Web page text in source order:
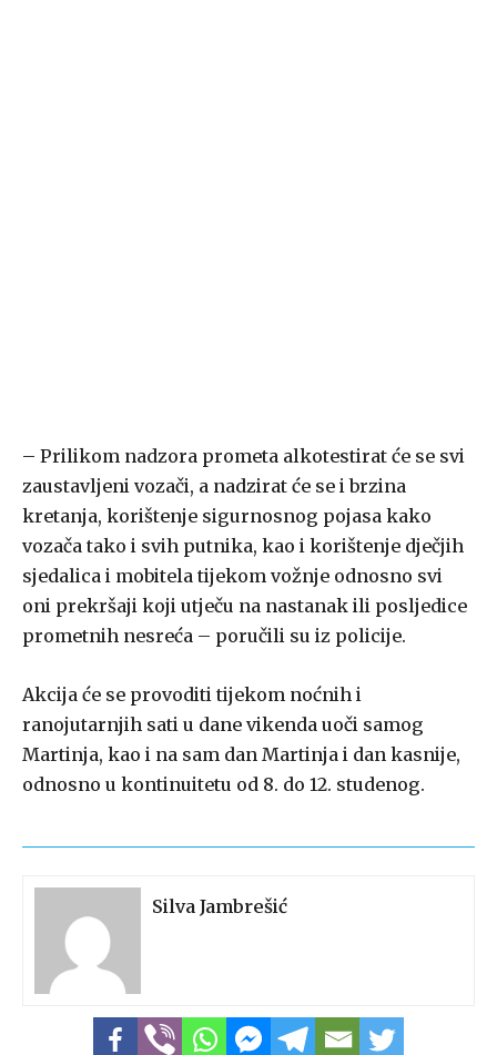
– Prilikom nadzora prometa alkotestirat će se svi
zaustavljeni vozači, a nadzirat će se i brzina
kretanja, korištenje sigurnosnog pojasa kako
vozača tako i svih putnika, kao i korištenje dječjih
sjedalica i mobitela tijekom vožnje odnosno svi
oni prekršaji koji utječu na nastanak ili posljedice
prometnih nesreća – poručili su iz policije.
Akcija će se provoditi tijekom noćnih i
ranojutarnjih sati u dane vikenda uoči samog
Martinja, kao i na sam dan Martinja i dan kasnije,
odnosno u kontinuitetu od 8. do 12. studenog.
Silva Jambrešić